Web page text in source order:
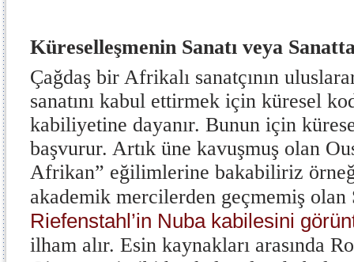
Küreselleşmenin Sanatı veya
Çağdaş bir Afrikalı sanatçının
sanatını kabul ettirmek için küresel
kabiliyetine dayanır. Bunun için
başvurur. Artık üne kavuşmuş olan
Afrikan” eğilimlerine bakabiliriz
akademik mercilerden geçmemiş olan
Riefenstahl’in Nuba kabilesini
ilham alır. Esin kaynakları arasında